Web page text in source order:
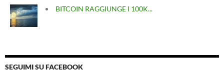
BITCOIN RAGGIUNGE I 100K...
SEGUIMI SU FACEBOOK